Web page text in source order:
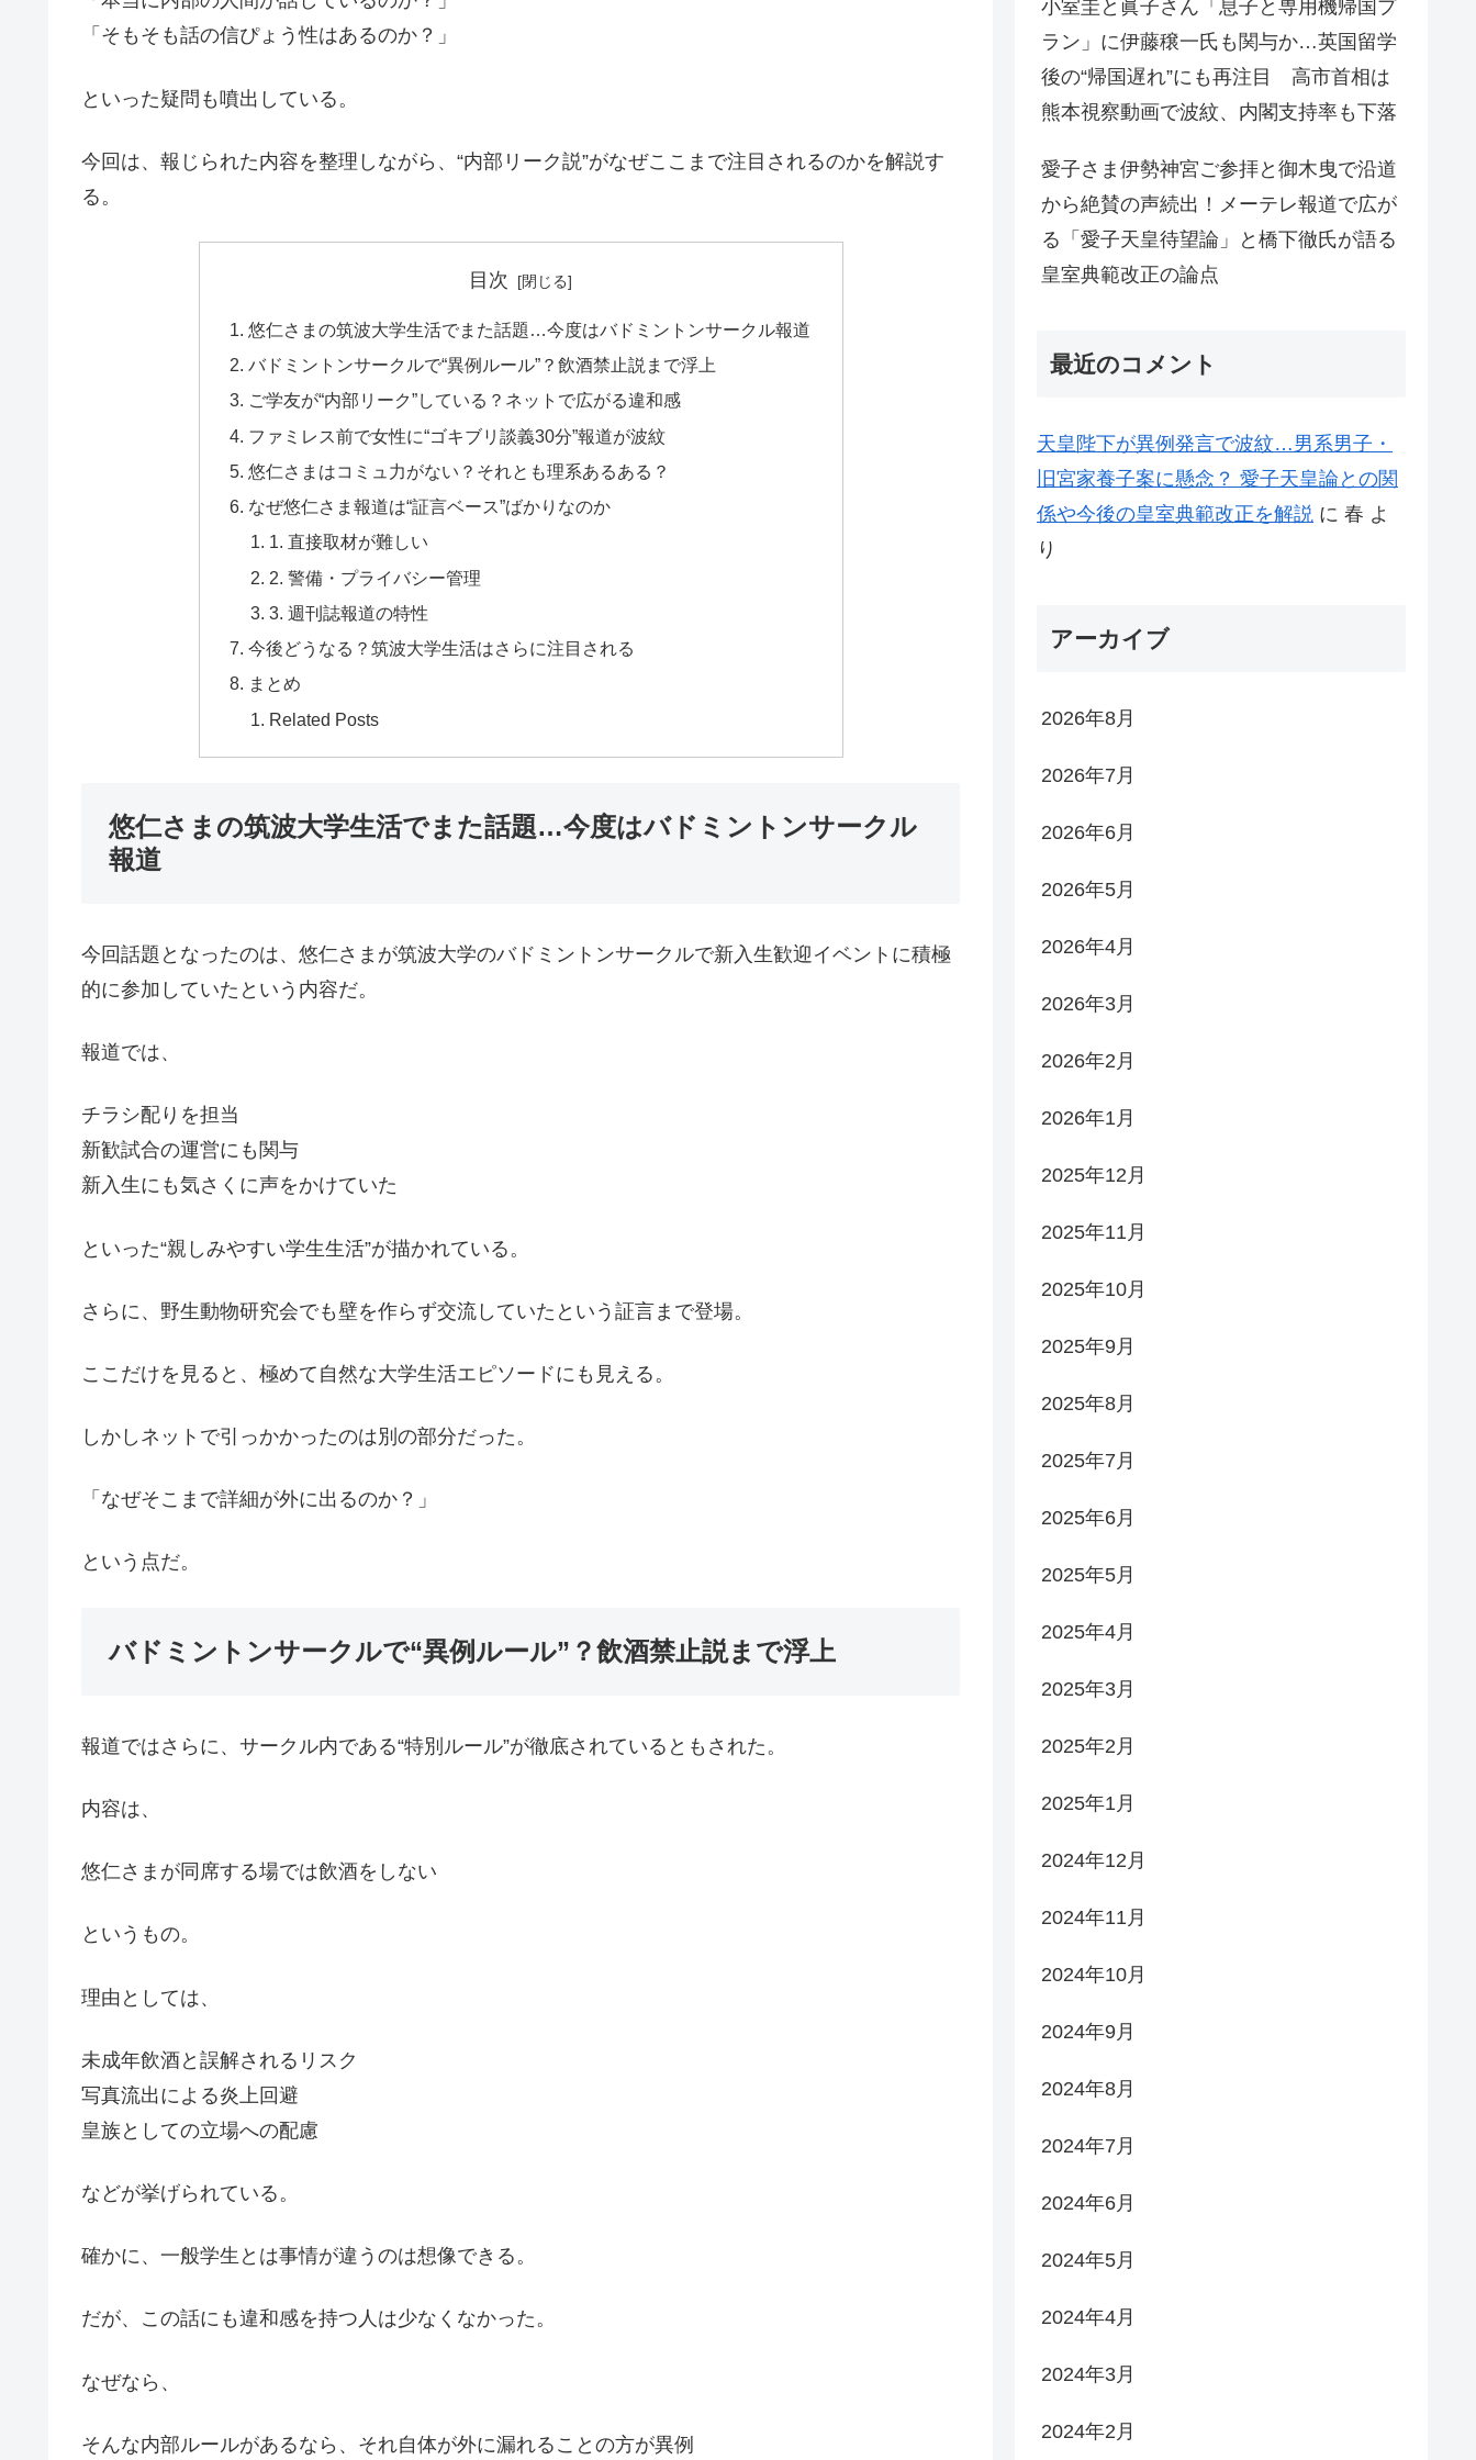
「そもそも話の信ぴょう性はあるのか？」
といった疑問も噴出している。
今回は、報じられた内容を整理しながら、“内部リーク説”がなぜここまで注目されるのかを解説す
る。
目次
悠仁さまの筑波大学生活でまた話題…今度はバドミントンサークル報道
バドミントンサークルで“異例ルール”？飲酒禁止説まで浮上
ご学友が“内部リーク”している？ネットで広がる違和感
ファミレス前で女性に“ゴキブリ談義30分”報道が波紋
悠仁さまはコミュ力がない？それとも理系あるある？
なぜ悠仁さま報道は“証言ベース”ばかりなのか
1. 直接取材が難しい
2. 警備・プライバシー管理
3. 週刊誌報道の特性
今後どうなる？筑波大学生活はさらに注目される
まとめ
Related Posts
悠仁さまの筑波大学生活でまた話題…今度はバドミントンサークル
報道
今回話題となったのは、悠仁さまが筑波大学のバドミントンサークルで新入生歓迎イベントに積極
的に参加していたという内容だ。
報道では、
チラシ配りを担当
新歓試合の運営にも関与
新入生にも気さくに声をかけていた
といった“親しみやすい学生生活”が描かれている。
さらに、野生動物研究会でも壁を作らず交流していたという証言まで登場。
ここだけを見ると、極めて自然な大学生活エピソードにも見える。
しかしネットで引っかかったのは別の部分だった。
「なぜそこまで詳細が外に出るのか？」
という点だ。
バドミントンサークルで“異例ルール”？飲酒禁止説まで浮上
報道ではさらに、サークル内である“特別ルール”が徹底されているともされた。
内容は、
悠仁さまが同席する場では飲酒をしない
というもの。
理由としては、
未成年飲酒と誤解されるリスク
写真流出による炎上回避
皇族としての立場への配慮
などが挙げられている。
確かに、一般学生とは事情が違うのは想像できる。
だが、この話にも違和感を持つ人は少なくなかった。
なぜなら、
そんな内部ルールがあるなら、それ自体が外に漏れることの方が異例
小室圭と眞子さん「息子と専用機帰国プ
ラン」に伊藤穣一氏も関与か…英国留学
後の“帰国遅れ”にも再注目 高市首相は
熊本視察動画で波紋、内閣支持率も下落
愛子さま伊勢神宮ご参拝と御木曳で沿道
から絶賛の声続出！メーテレ報道で広が
る「愛子天皇待望論」と橋下徹氏が語る
皇室典範改正の論点
最近のコメント
天皇陛下が異例発言で波紋…男系男子・
旧宮家養子案に懸念？ 愛子天皇論との関
係や今後の皇室典範改正を解説 に 春 よ
り
アーカイブ
2026年8月
2026年7月
2026年6月
2026年5月
2026年4月
2026年3月
2026年2月
2026年1月
2025年12月
2025年11月
2025年10月
2025年9月
2025年8月
2025年7月
2025年6月
2025年5月
2025年4月
2025年3月
2025年2月
2025年1月
2024年12月
2024年11月
2024年10月
2024年9月
2024年8月
2024年7月
2024年6月
2024年5月
2024年4月
2024年3月
2024年2月